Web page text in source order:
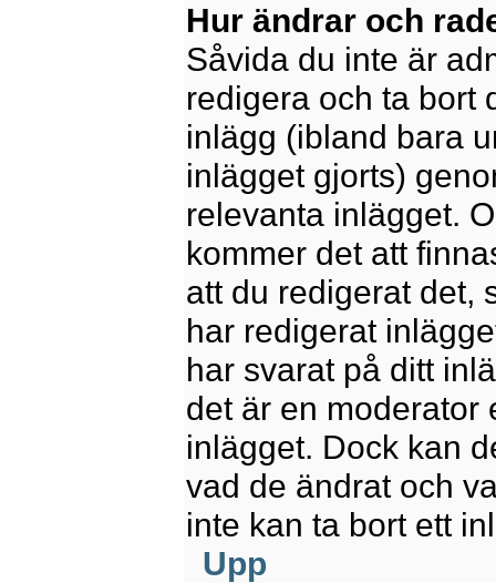
Hur ändrar och
Såvida du inte är
redigera och ta bort
inlägg (ibland bara
inlägget gjorts)
relevanta inlägget.
kommer det att
att du redigerat det,
har redigerat
har svarat på ditt
det är en moderator
inlägget. Dock kan
vad de ändrat och
inte kan ta bort ett
Upp